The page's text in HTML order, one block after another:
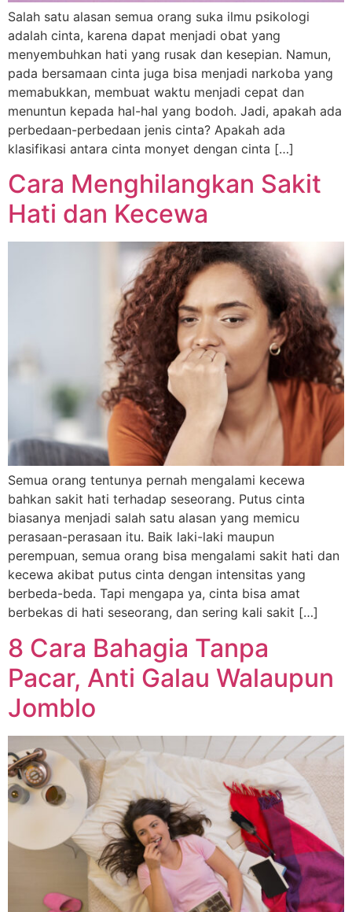
Salah satu alasan semua orang suka ilmu psikologi
adalah cinta, karena dapat menjadi obat yang
menyembuhkan hati yang rusak dan kesepian. Namun,
pada bersamaan cinta juga bisa menjadi narkoba yang
memabukkan, membuat waktu menjadi cepat dan
menuntun kepada hal-hal yang bodoh. Jadi, apakah ada
perbedaan-perbedaan jenis cinta? Apakah ada
klasifikasi antara cinta monyet dengan cinta […]
Cara Menghilangkan Sakit
Hati dan Kecewa
Semua orang tentunya pernah mengalami kecewa
bahkan sakit hati terhadap seseorang. Putus cinta
biasanya menjadi salah satu alasan yang memicu
perasaan-perasaan itu. Baik laki-laki maupun
perempuan, semua orang bisa mengalami sakit hati dan
kecewa akibat putus cinta dengan intensitas yang
berbeda-beda. Tapi mengapa ya, cinta bisa amat
berbekas di hati seseorang, dan sering kali sakit […]
8 Cara Bahagia Tanpa
Pacar, Anti Galau Walaupun
Jomblo